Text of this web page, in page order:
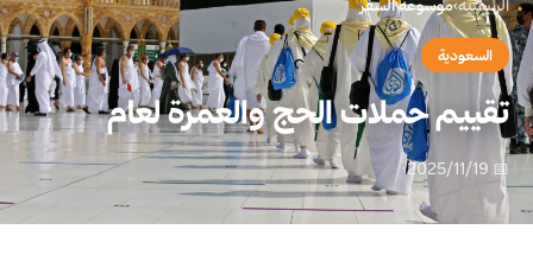
الرئيسية›موسوعة السفر
السعودية
تقييم حملات الحج والعمرة لعام
📅 2025/11/19